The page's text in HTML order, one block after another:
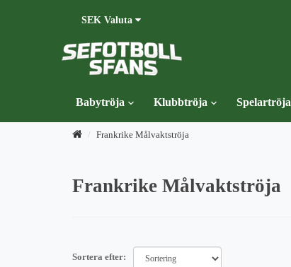
SEK Valuta
Babytröja Klubbtröja Spelartröja
Frankrike Målvaktströja
Frankrike Målvaktströja
Sortera efter: